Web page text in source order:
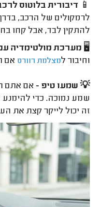
📱 דיבורית בלוטוס
לרמקולים של הרכב,
להתקין לבד, אבל קחו
🖥️ מערכת מולטימדיה
וחיבור למצלמת רוורס אם
💡 שמעו טיפ - אם אתם
שמע נמוכה. כדי
זה יכול לייקר קצת את